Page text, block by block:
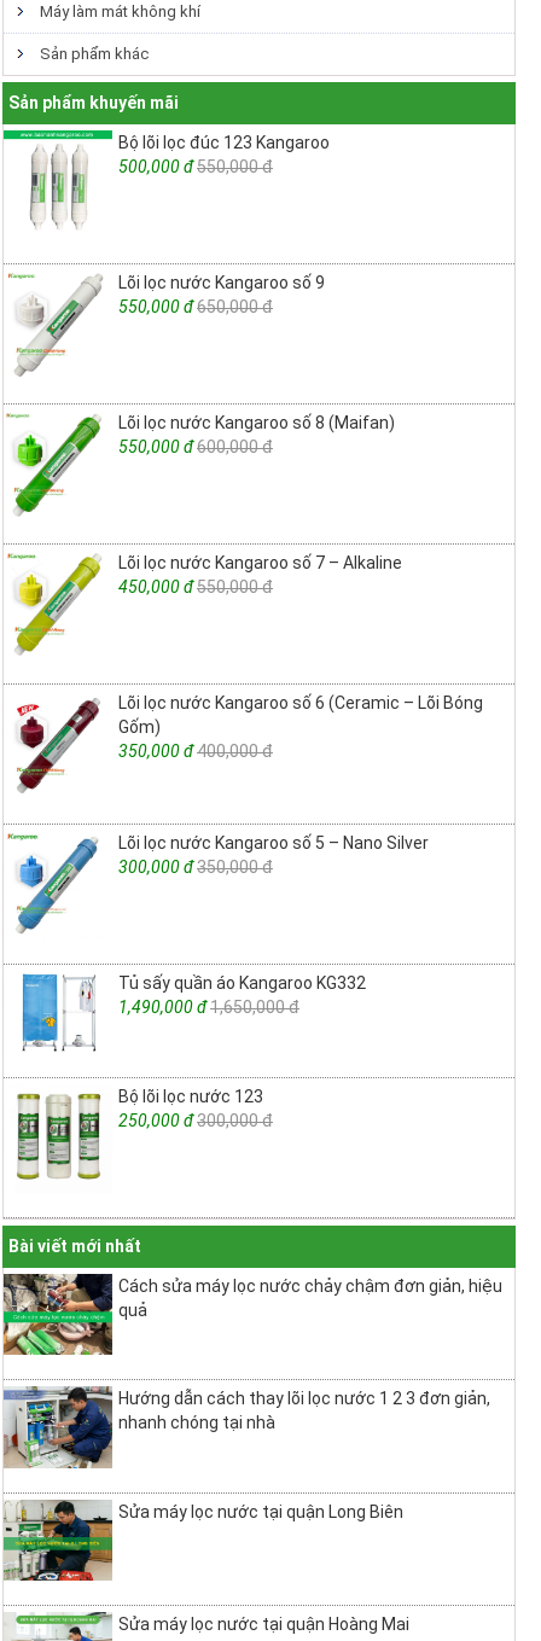
Máy làm mát không khí
Sản phẩm khác
Sản phẩm khuyến mãi
Bộ lõi lọc đúc 123 Kangaroo
500,000 đ550,000 đ
Lõi lọc nước Kangaroo số 9
550,000 đ650,000 đ
Lõi lọc nước Kangaroo số 8 (Maifan)
550,000 đ600,000 đ
Lõi lọc nước Kangaroo số 7 – Alkaline
450,000 đ550,000 đ
Lõi lọc nước Kangaroo số 6 (Ceramic – Lõi Bóng
Gốm)
350,000 đ400,000 đ
Lõi lọc nước Kangaroo số 5 – Nano Silver
300,000 đ350,000 đ
Tủ sấy quần áo Kangaroo KG332
1,490,000 đ1,650,000 đ
Bộ lõi lọc nước 123
250,000 đ300,000 đ
Bài viết mới nhất
Cách sửa máy lọc nước chảy chậm đơn giản, hiệu
quả
Hướng dẫn cách thay lõi lọc nước 1 2 3 đơn giản,
nhanh chóng tại nhà
Sửa máy lọc nước tại quận Long Biên
Sửa máy lọc nước tại quận Hoàng Mai